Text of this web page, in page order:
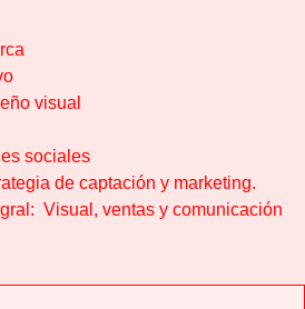
visual
sociales
de captación y marketing.
Visual, ventas y comunicación